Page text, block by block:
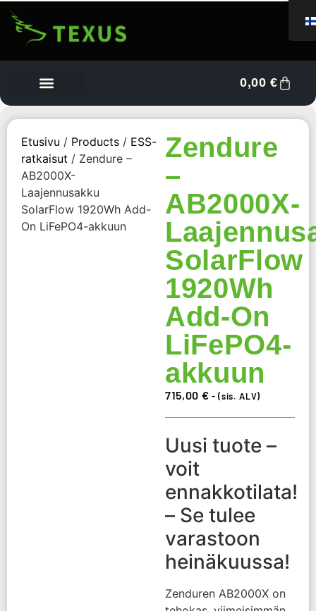
0,00€
Etusivu / Products / ESS-
ratkaisut / Zendure –
AB2000X-
Laajennusakku
SolarFlow 1920Wh Add-
On LiFePO4-akkuun
Zendure
–
AB2000X-
SolarFlow
1920Wh
Add-On
LiFePO4-
akkuun
715,00 € - (sis. ALV)
Uusi tuote –
voit
ennakkotilata!
– Se tulee
varastoon
heinäkuussa!
Zenduren AB2000X on